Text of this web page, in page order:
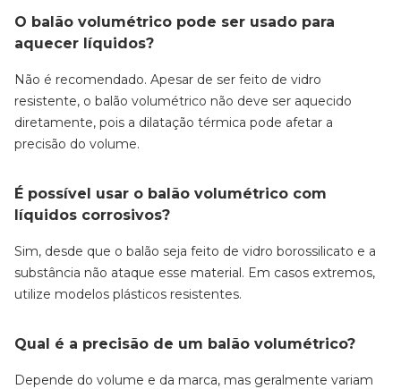
O balão volumétrico pode ser usado para
aquecer líquidos?
Não é recomendado. Apesar de ser feito de vidro
resistente, o balão volumétrico não deve ser aquecido
diretamente, pois a dilatação térmica pode afetar a
precisão do volume.
É possível usar o balão volumétrico com
líquidos corrosivos?
Sim, desde que o balão seja feito de vidro borossilicato e a
substância não ataque esse material. Em casos extremos,
utilize modelos plásticos resistentes.
Qual é a precisão de um balão volumétrico?
Depende do volume e da marca, mas geralmente variam